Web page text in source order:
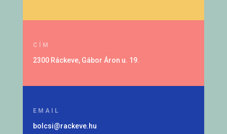
CÍM
2300 Ráckeve, Gábor Áron u. 19.
EMAIL
bolcsi@rackeve.hu